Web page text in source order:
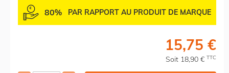
80% PAR RAPPORT AU PRODUIT DE MARQUE
15,75 €
Soit 18,90 € TTC